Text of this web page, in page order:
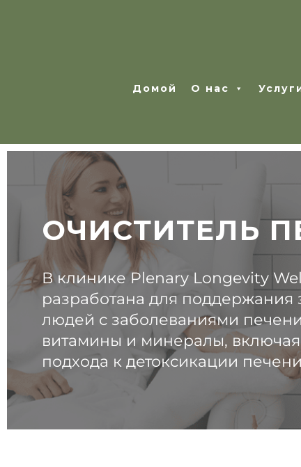
Домой О нас
ОЧИСТИТЕЛЬ
В клинике Plenary Longevity
разработана для поддержания
людей с заболеваниями
витамины и минералы,
подхода к детоксикации